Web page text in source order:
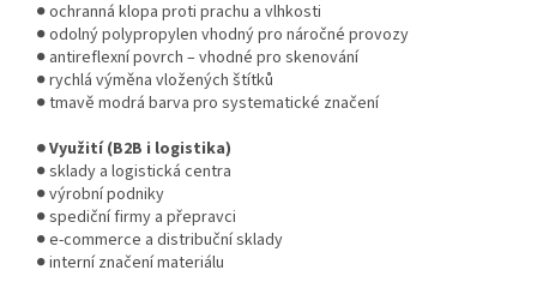
● ochranná klopa proti prachu a vlhkosti
● odolný polypropylen vhodný pro náročné provozy
● antireflexní povrch – vhodné pro skenování
● rychlá výměna vložených štítků
● tmavě modrá barva pro systematické značení
● Využití (B2B i logistika)
● sklady a logistická centra
● výrobní podniky
● spediční firmy a přepravci
● e-commerce a distribuční sklady
● interní značení materiálu